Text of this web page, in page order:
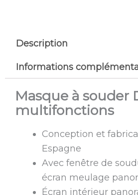
Description
Informations
Masque à souder
multifonctions
Conception et
Espagne
Avec fenêtre de
écran meulage
Écran intérieur